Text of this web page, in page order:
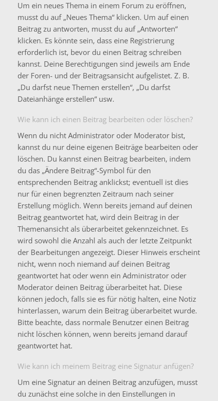
Um ein neues Thema in einem Forum zu eröffnen,
musst du auf „Neues Thema“ klicken. Um auf einen
Beitrag zu antworten, musst du auf „Antworten“
klicken. Es könnte sein, dass eine Registrierung
erforderlich ist, bevor du einen Beitrag schreiben
kannst. Deine Berechtigungen sind jeweils am Ende
der Foren- und der Beitragsansicht aufgelistet. Z. B.
„Du darfst neue Themen erstellen“, „Du darfst
Dateianhänge erstellen“ usw.
Wie kann ich einen Beitrag bearbeiten oder löschen?
Wenn du nicht Administrator oder Moderator bist,
kannst du nur deine eigenen Beiträge bearbeiten oder
löschen. Du kannst einen Beitrag bearbeiten, indem
du das „Ändere Beitrag“-Symbol für den
entsprechenden Beitrag anklickst; eventuell ist dies
nur für einen begrenzten Zeitraum nach seiner
Erstellung möglich. Wenn bereits jemand auf deinen
Beitrag geantwortet hat, wird dein Beitrag in der
Themenansicht als überarbeitet gekennzeichnet. Es
wird sowohl die Anzahl als auch der letzte Zeitpunkt
der Bearbeitungen angezeigt. Dieser Hinweis erscheint
nicht, wenn noch niemand auf deinen Beitrag
geantwortet hat oder wenn ein Administrator oder
Moderator deinen Beitrag überarbeitet hat. Diese
können jedoch, falls sie es für nötig halten, eine Notiz
hinterlassen, warum dein Beitrag überarbeitet wurde.
Bitte beachte, dass normale Benutzer einen Beitrag
nicht löschen können, wenn bereits jemand darauf
geantwortet hat.
Wie kann ich meinem Beitrag eine Signatur anfügen?
Um eine Signatur an deinen Beitrag anzufügen, musst
du zunächst eine solche in den Einstellungen in